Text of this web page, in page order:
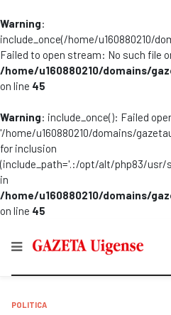
Warning:
include_once(/home/u160880210/
Failed to open stream: No such file
/home/u160880210/domains/
on line 45
Warning: include_once(): Failed
'/home/u160880210/domains/
for inclusion
(include_path='.:/opt/alt/php83/
in
/home/u160880210/domains/
on line 45
POLITICA